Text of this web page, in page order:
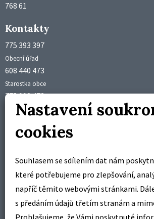
768 61
Kontakty
775 393 397
Obecní úřad
608 440 473
Starostka obce
775 992 473
Účetní obce
starosta@brusne.cz
Úřední hodiny
pondělí 18:00 – 19:00 hodin
středa 18:00 – 19:00 hodin
Pracovní doba
Nastavení
cookies
Souhlasem se sdílením dat nám
které potřebujeme pro zlepšování, analýzu a
napříč těmito webovými stránkami. Dále souhlasíte
s předáním údajů třetím stranám a
Prohlašujeme, že Vámi poskytnuté informace jsou